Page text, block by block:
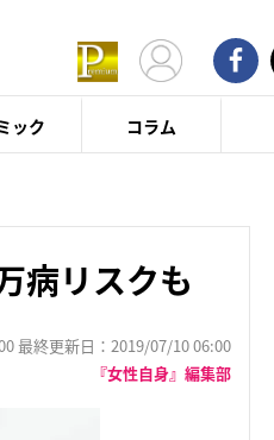
ック コラム
病リスクも
最終更新日：2019/07/10 06:00
『女性自身』編集部